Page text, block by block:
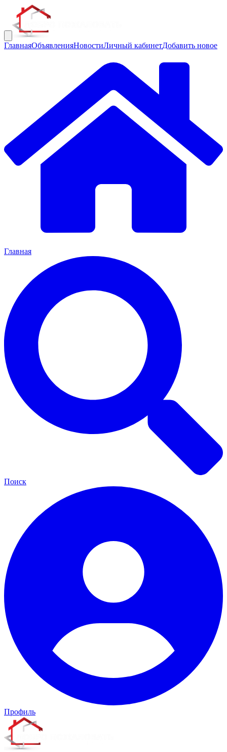
ГлавнаяОбъявленияНовостиЛичный кабинетДобавить новое
Главная
Поиск
Профиль